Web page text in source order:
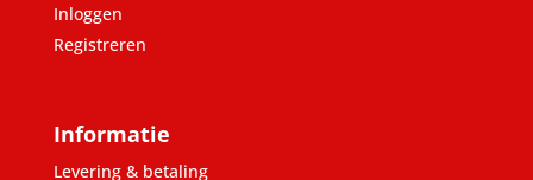
Inloggen
Registreren
Informatie
Levering & betaling